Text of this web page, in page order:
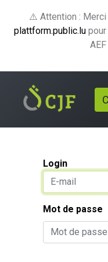
⚠️ Attention : Merci
plattform.public.lu
Login
Mot de passe